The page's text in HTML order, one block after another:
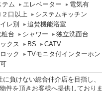
テム エレベーター
電気有
２口以上
システムキッチン
レ別
追焚機能浴室
台 シャワー
独立洗面台
クス BS
CATV
ック
TVモニタ付インターホン
負けない総合仲介店を目指し、
件を頂きお客様へ提供しておりま